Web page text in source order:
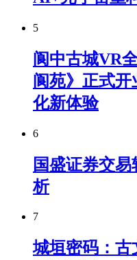
5
阆中古城VR
阆苑》正式
化新体验
6
国盛证券交
析
7
城垣密码：古